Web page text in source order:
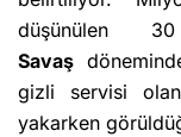
düşünülen
Savaş
gizli servisi
yakarken